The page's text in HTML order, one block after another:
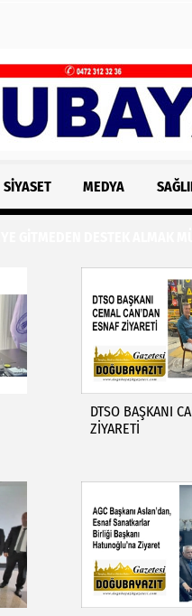
SIYASET MEDYA
DTSO BAŞKANI
ZİYARETİ